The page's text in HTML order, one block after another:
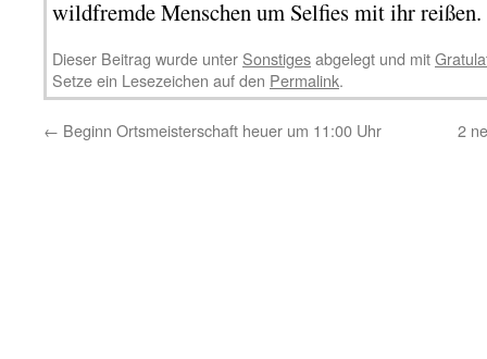
wildfremde Menschen um Selfies mit ihr reißen.
Dieser Beitrag wurde unter Sonstigesabgelegt und mit
Setze ein Lesezeichen auf den Permalink.
← Beginn Ortsmeisterschaft heuer um 11:00 Uhr 2